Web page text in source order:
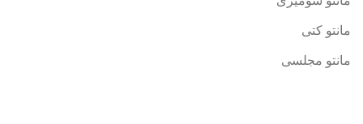
مانتو کتی
مانتو مجلسی